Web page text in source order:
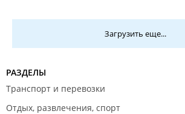
Загрузить еще...
РАЗДЕЛЫ
Транспорт и перевозки
Отдых, развлечения, спорт